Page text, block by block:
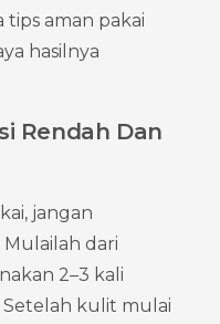
tips aman pakai
hasilnya
Rendah Dan
jangan
dari
2–3 kali
kulit mulai